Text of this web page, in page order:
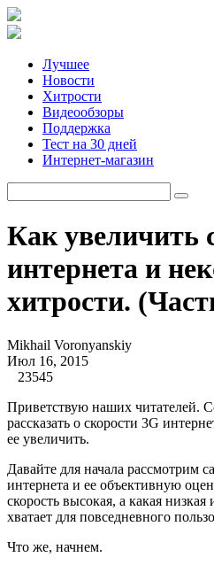
Лучшее
Новости
Хитрости
Видеообзоры
Поддержка
Тест на 30 дней
Интернет-магазин
Как увеличить
интернета и
хитрости.
Mikhail Voronyanskiy
Июл 16, 2015
23545
Приветствую наших читателей.
рассказать о скорости 3G
ее увеличить.
Давайте для начала рассмотрим
интернета и ее объективную
скорость высокая, а какая
хватает для повседневного
Что же, начнем.